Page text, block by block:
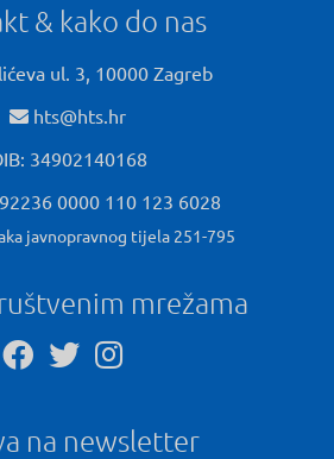
& kako do nas
ul. 3, 10000 Zagreb
hts@hts.hr
34902140168
0000 110 123 6028
javnopravnog tijela 251-795
mrežama
na newsletter